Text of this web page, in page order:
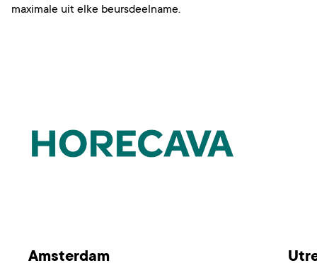
maximale uit elke beursdeelname.
Amsterdam